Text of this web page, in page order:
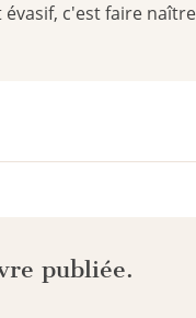
c'est faire
publiée.